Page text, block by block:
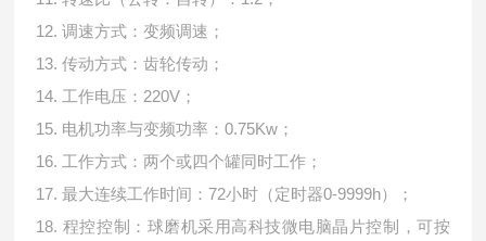
12. 调速方式 ：变频调速；
13. 传动方式 ：齿轮传动；
14. 工作电压 ：220V；
15. 电机功率与变频功率：0.75Kw；
16. 工作方式 ：两个或四个罐同时工作；
17. 最大连续工作时间 ：72小时（定时器0-9999h）；
18. 程控控制 ：球磨机采用高科技微电脑晶片控制，可按